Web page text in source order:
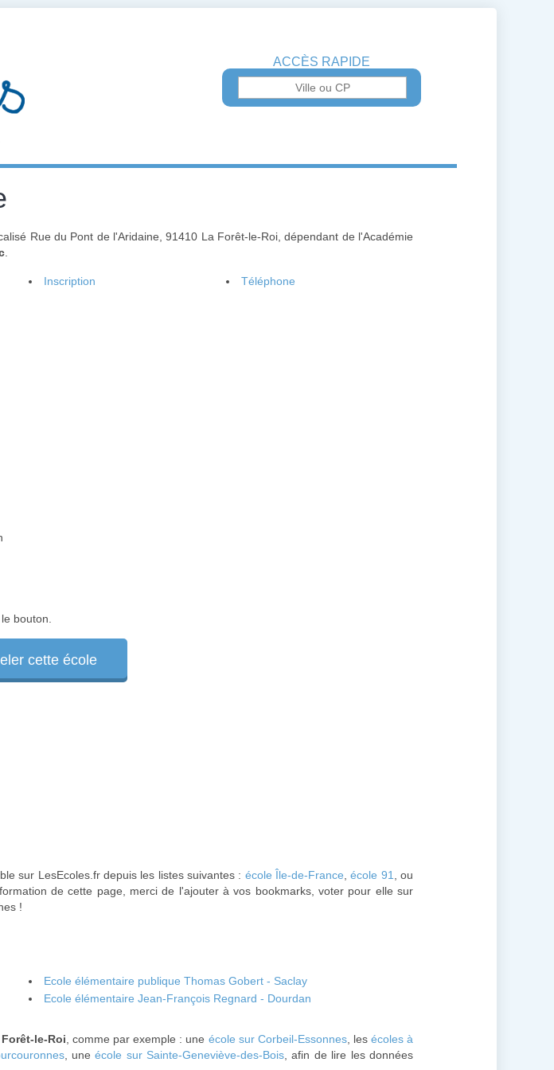
ACCÈS RAPIDE
Rue du Pont de l'Aridaine, 91410 La Forêt-le-Roi, dépendant de l'Académie
Inscription Téléphone
bouton.
cette école
sur LesEcoles.fr depuis les listes suivantes : école Île-de-France ,école 91
, ou
de cette page, merci de l'ajouter à vos bookmarks, voter pour elle sur
!
Ecole élémentaire publique Thomas Gobert - Saclay
Ecole élémentaire Jean-François Regnard - Dourdan
Forêt-le-Roi , comme par exemple : une école sur Corbeil-Essonnes, les écoles à
, uneécole sur Sainte-Geneviève-des-Bois , afin de lire les données